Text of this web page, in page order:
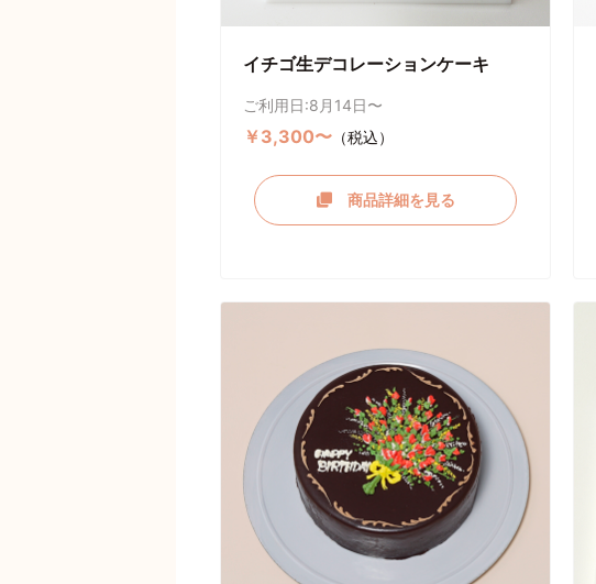
イチゴ生デコレーションケーキ
ご利用日:8月14日〜
￥3,300〜 （税込）
商品詳細を見る